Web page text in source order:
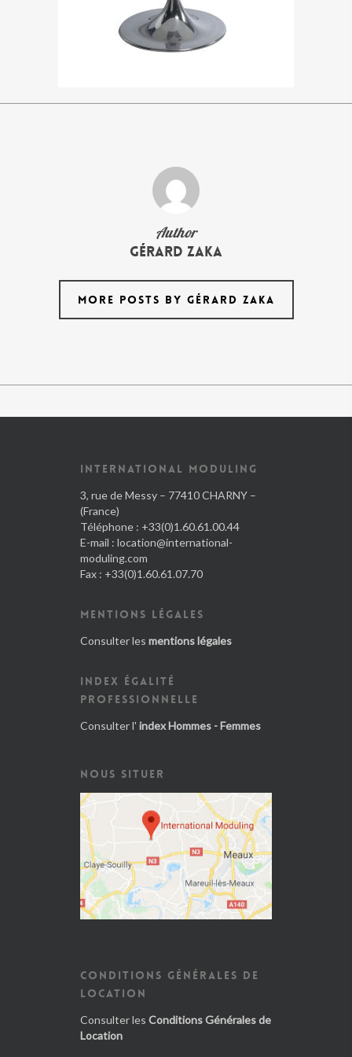
Author
Gérard Zaka
MORE POSTS BY GÉRARD ZAKA
INTERNATIONAL MODULING
3, rue de Messy – 77410 CHARNY –
(France)
Téléphone : +33(0)1.60.61.00.44
E-mail : location@international-
moduling.com
Fax : +33(0)1.60.61.07.70
MENTIONS LÉGALES
Consulter les mentions légales
INDEX ÉGALITÉ
PROFESSIONNELLE
Consulter l' index Hommes - Femmes
NOUS SITUER
CONDITIONS GÉNÉRALES DE
LOCATION
Consulter les Conditions Générales de
Location